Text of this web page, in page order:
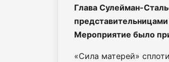
Глава Сулейман-
Мероприятие было
«Сила матерей»